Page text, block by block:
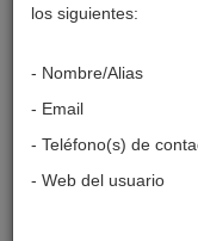
los siguientes:
- Nombre/Alias
- Email
- Teléfono(s) de
- Web del usuario
Perfil del